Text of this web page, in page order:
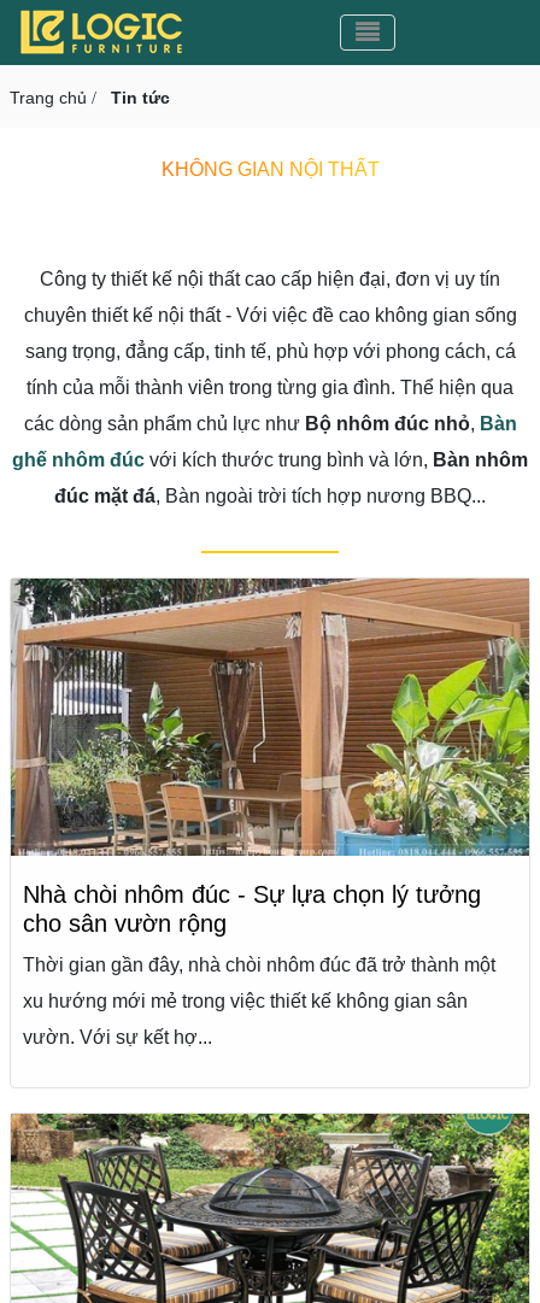
Toggle navigation
CMS v3.0 Toggle navigation
Trang chủ / Tin tức
KHÔNG GIAN NỘI THẤT
Công ty thiết kế nội thất cao cấp hiện đại, đơn vị uy tín
chuyên thiết kế nội thất - Với việc đề cao không gian sống
sang trọng, đẳng cấp, tinh tế, phù hợp với phong cách, cá
tính của mỗi thành viên trong từng gia đình. Thể hiện qua
các dòng sản phẩm chủ lực như Bộ nhôm đúc nhỏ, Bàn
ghế nhôm đúc với kích thước trung bình và lớn, Bàn nhôm
đúc mặt đá, Bàn ngoài trời tích hợp nương BBQ...
Nhà chòi nhôm đúc - Sự lựa chọn lý tưởng
cho sân vườn rộng
Thời gian gần đây, nhà chòi nhôm đúc đã trở thành một
xu hướng mới mẻ trong việc thiết kế không gian sân
vườn. Với sự kết hợ...